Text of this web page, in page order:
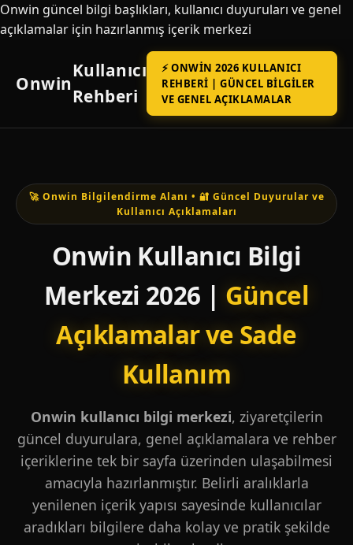
Onwin güncel bilgi başlıkları, kullanıcı duyuruları ve genel
açıklamalar için hazırlanmış içerik merkezi
Onwin
Kullanıcı
Rehberi
⚡ ONWIN 2026 KULLANICI
REHBERI | GÜNCEL BILGILER
VE GENEL AÇIKLAMALAR
🚀 Onwin Bilgilendirme Alanı • 🔐 Güncel Duyurular ve
Kullanıcı Açıklamaları
Onwin Kullanıcı Bilgi
Merkezi 2026 | Güncel
Açıklamalar ve Sade
Kullanım
Onwin kullanıcı bilgi merkezi, ziyaretçilerin
güncel duyurulara, genel açıklamalara ve rehber
içeriklerine tek bir sayfa üzerinden ulaşabilmesi
amacıyla hazırlanmıştır. Belirli aralıklarla
yenilenen içerik yapısı sayesinde kullanıcılar
aradıkları bilgilere daha kolay ve pratik şekilde